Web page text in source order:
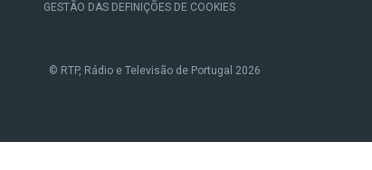
GESTÃO DAS DEFINIÇÕES DE COOKIES
© RTP, Rádio e Televisão de Portugal 2026